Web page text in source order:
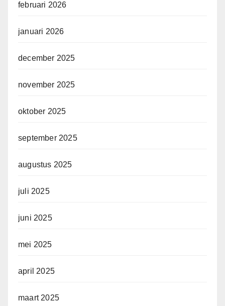
februari 2026
januari 2026
december 2025
november 2025
oktober 2025
september 2025
augustus 2025
juli 2025
juni 2025
mei 2025
april 2025
maart 2025